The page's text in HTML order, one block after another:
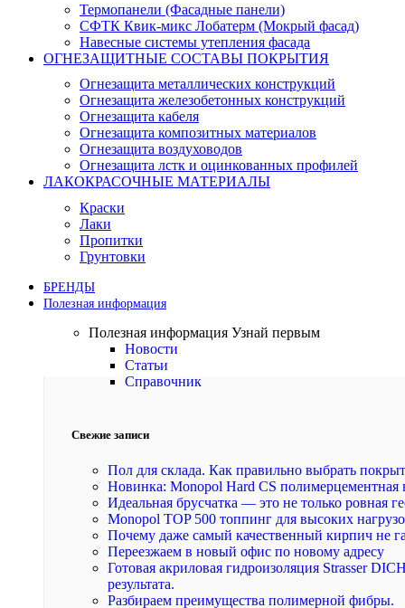
Термопанели (Фасадные панели)
СФТК Квик-микс Лобатерм (Мокрый фасад)
Навесные системы утепления фасада
ОГНЕЗАЩИТНЫЕ СОСТАВЫ ПОКРЫТИЯ
Огнезащита металлических конструкций
Огнезащита железобетонных конструкций
Огнезащита кабеля
Огнезащита композитных материалов
Огнезащита воздуховодов
Огнезащита лстк и оцинкованных профилей
ЛАКОКРАСОЧНЫЕ МАТЕРИАЛЫ
Краски
Лаки
Пропитки
Грунтовки
БРЕНДЫ
Полезная информация
Полезная информация Узнай первым
Новости
Статьи
Справочник
Свежие записи
Пол для склада. Как правильно выбрать
Новинка: Monopol Hard CS полимерцементная
Идеальная брусчатка — это не только ровная
Monopol TOP 500 топпинг для высоких
Почему даже самый качественный кирпич не
Переезжаем в новый офис по новому адресу
Готовая акриловая гидроизоляция Strasser
результата.
Разбираем преимущества полимерной фибры.